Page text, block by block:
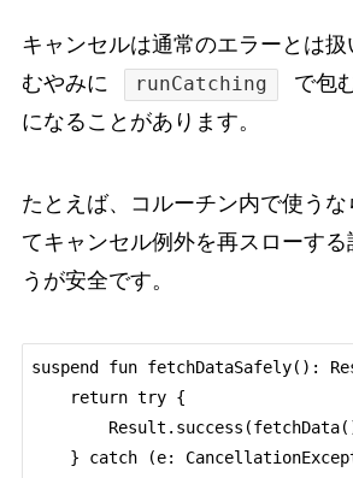
キャンセルは通常のエラーとは扱
むやみに
runCatching
で包
になることがあります。
たとえば、コルーチン内で使う
てキャンセル例外を再スローす
うが安全です。
suspend fun fetchDataSafely():